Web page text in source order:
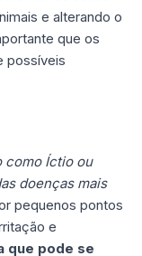
e alterando o
que os
possíveis
como Íctio ou
doenças mais
pequenos pontos
e
que pode se